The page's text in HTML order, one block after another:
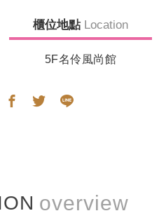
櫃位地點 Location
5F名伶風尚館